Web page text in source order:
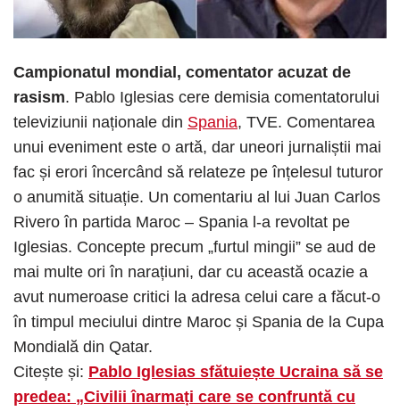
Campionatul mondial, comentator acuzat de
rasism. Pablo Iglesias cere demisia comentatorului
televiziunii naționale din Spania, TVE. Comentarea
unui eveniment este o artă, dar uneori jurnaliștii mai
fac și erori încercând să relateze pe înțelesul tuturor
o anumită situație. Un comentariu al lui Juan Carlos
Rivero în partida Maroc – Spania l-a revoltat pe
Iglesias. Concepte precum „furtul mingii” se aud de
mai multe ori în narațiuni, dar cu această ocazie a
avut numeroase critici la adresa celui care a făcut-o
în timpul meciului dintre Maroc și Spania de la Cupa
Mondială din Qatar.
Citește și: Pablo Iglesias sfătuiește Ucraina să se
predea: „Civilii înarmați care se confruntă cu